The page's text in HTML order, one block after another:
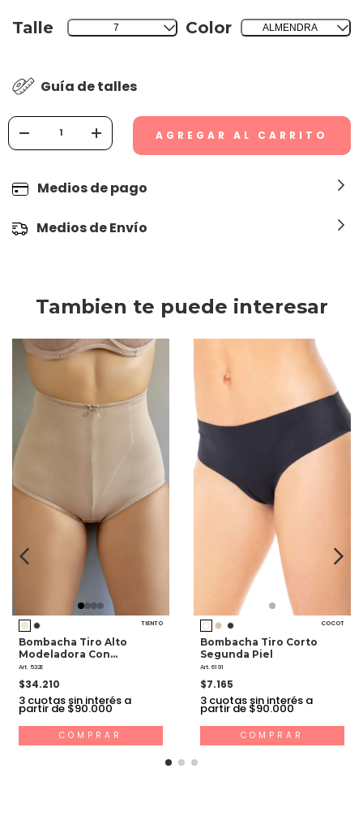
Color ALMENDRA
Talle 7
Guía de talles
Medios de pago
Medios de Envío
Tambien te puede interesar
TIENTO
Bombacha Tiro Alto
Modeladora Con
Refuerzo De Lycra
Art. 532E
$34.210
3cuotas sin interés a
partir de $90.000
COMPRAR
COCOT
Bombacha Tiro Corto
Segunda Piel
Art. 6191
$7.165
3cuotas sin interés a
partir de $90.000
COMPRAR